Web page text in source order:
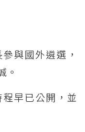
與國外遴選，
。
早已公開，並